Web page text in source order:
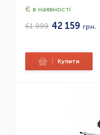
Є в наявності
61 999 42 159 грн.
Купити